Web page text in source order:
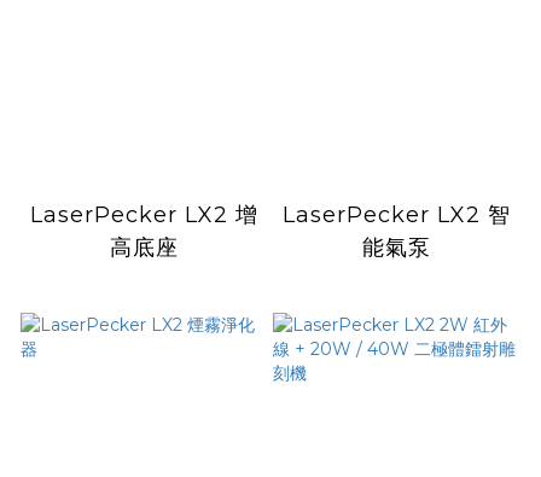
LaserPecker LX2 增
高底座
LaserPecker LX2 智
能氣泵